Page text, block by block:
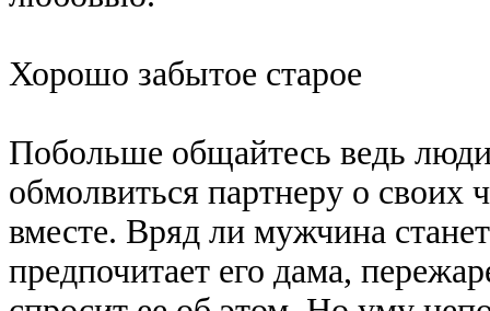
Хорошо забытое старое
Побольше общайтесь ведь
обмолвиться партнеру о своих
вместе. Вряд ли мужчина
предпочитает его дама,